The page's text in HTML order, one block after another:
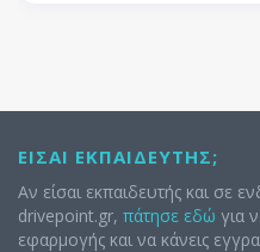
ΕΊΣΑΙ ΕΚΠΑΙΔΕΥΤΉΣ;
Αν είσαι εκπαιδευτής και σε
drivepoint.gr, πάτησε εδώ για
εφαρμογής και να κάνεις